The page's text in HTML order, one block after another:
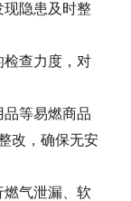
现隐患及时整
检查力度，对
品等易燃商品
改，确保无安
燃气泄漏、软